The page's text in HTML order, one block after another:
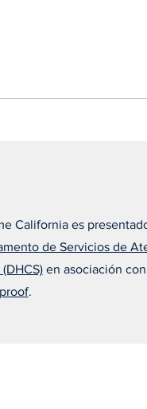
que el
adecuado lo
California es
de Servicios de
en asociación con
.